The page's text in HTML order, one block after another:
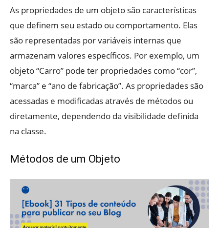
As propriedades de um objeto são características
que definem seu estado ou comportamento. Elas
são representadas por variáveis internas que
armazenam valores específicos. Por exemplo, um
objeto “Carro” pode ter propriedades como “cor”,
“marca” e “ano de fabricação”. As propriedades são
acessadas e modificadas através de métodos ou
diretamente, dependendo da visibilidade definida
na classe.
Métodos de um Objeto